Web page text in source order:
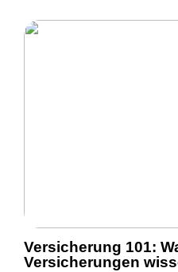
Versicherung 101:
Versicherungen